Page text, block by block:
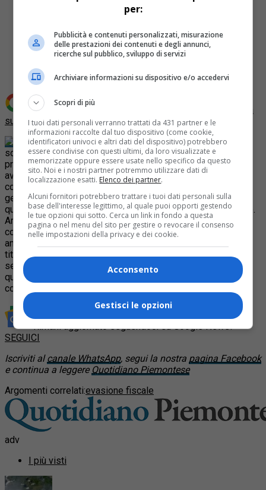
Share
Tweet
Aggiungi Quotidiano Piemontese come
Fonte preferita
su Google
La guardia di finanza di Alessandria ha
scoperto false fatturazioni da parte di un’azienda della
provincia. La società, che opera nel settore alimentare,
avrebbe tra il 2008 e il 2011 emesso false fatture nei
confronti di società quasi tutte sconosciute al fisco per
generiche prestazioni di consulenza. Secondo la finanza in
questo modo l’azienda avrebbe evaso circa 5 milioni di euro.
Anche i titolari delle società che hanno prestato le
consulenze sono stati denunciati per emissione e
annotazione di fatture per operazioni inesistenti. Intanto ai
titolari della società interessata sono stati posati sotto
sequestro beni immobili, tra cui una villa con piscina, terreni,
quote societarie e denaro contante, per un valore
complessivo di 1,5 milioni di euro.
Rimani aggiornato seguendoci su Google News!
SEGUICI
Iscriviti alcanale WhatsApp, segui la nostra pagina Facebook
e continua a leggere Quotidiano Piemontese
Argomenti correlati:evasione fiscale
adv
I più visti
per:
Pubblicità e contenuti personalizzati, misurazione
delle prestazioni dei contenuti e degli annunci,
ricerche sul pubblico, sviluppo di servizi
Archiviare informazioni su dispositivo e/o accedervi
Scopri di più
I tuoi dati personali verranno trattati da 431 partner e le
informazioni raccolte dal tuo dispositivo (come cookie,
identificatori univoci e altri dati del dispositivo) potrebbero
essere condivise con questi ultimi, da loro visualizzate e
memorizzate oppure essere usate nello specifico da questo
sito. Noi e i nostri partner potremmo utilizzare dati di
localizzazione esatti. Elenco dei partner.
Alcuni fornitori potrebbero trattare i tuoi dati personali sulla
base dell'interesse legittimo, al quale puoi opporti gestendo
le tue opzioni qui sotto. Cerca un link in fondo a questa
pagina o nel menu del sito per gestire o revocare il consenso
nelle impostazioni della privacy e dei cookie.
Acconsento
Gestisci le opzioni